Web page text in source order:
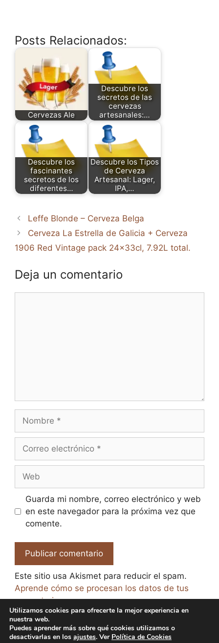
Posts Relacionados:
Cervezas Ale
Descubre los
secretos de las
cervezas
artesanales:…
Descubre los
fascinantes
secretos de los
diferentes…
Descubre los Tipos
de Cerveza
Artesanal: Lager,
IPA,…
Leffe Blonde – Cerveza Belga
Cerveza La Estrella de Galicia + Cerveza
1906 Red Vintage pack 24x33cl, 7.92L total.
Deja un comentario
electrónico
Guarda mi nombre, correo electrónico y web
en este navegador para la próxima vez que
comente.
Este sitio usa Akismet para reducir el spam.
Aprende cómo se procesan los datos de tus
comentarios.
Utilizamos cookies para ofrecerte la mejor experiencia en
nuestra web.
Puedes aprender más sobre qué cookies utilizamos o
desactivarlas en los ajustes. Ver Política de Cookies